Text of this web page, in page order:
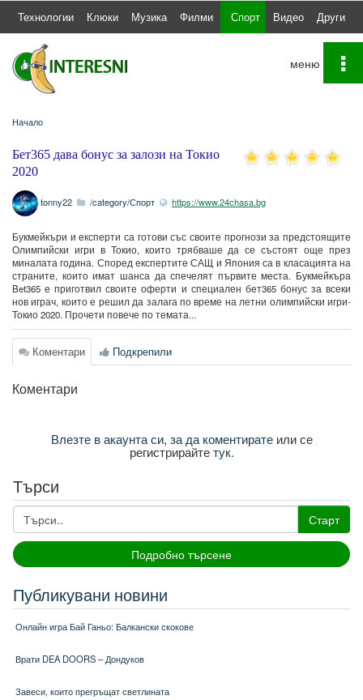
Технологии Клюки Музика Филми Спорт Видео Други
Начало
Бет365 дава бонус за залози на Токио
2020
tonny22 /category/Спорт https://www.24chasa.bg
Букмейкъри и експерти са готови със своите прогнози за предстоящите
Олимпийски игри в Токио, които трябваше да се състоят още през
миналата година. Според експертите САЩ и Япония са в класацията на
страните, които имат шанса да спечелят първите места. Букмейкъра
Bet365 е приготвил своите оферти и специален бет365 бонус за всеки
нов играч, които е решил да залага по време на летни олимпийски игри-
Токио 2020. Прочети повече по темата...
Коментари Подкрепили
Коментари
Влезте в акаунта си, за да коментиратеили се
регистрирайтетук.
Търси
Старт
Подробно търсене
Публикувани новини
Онлайн игра Бай Ганьо: Балкански скокове
Врати DEA DOORS – Дондуков
Завеси, които прегръщат светлината